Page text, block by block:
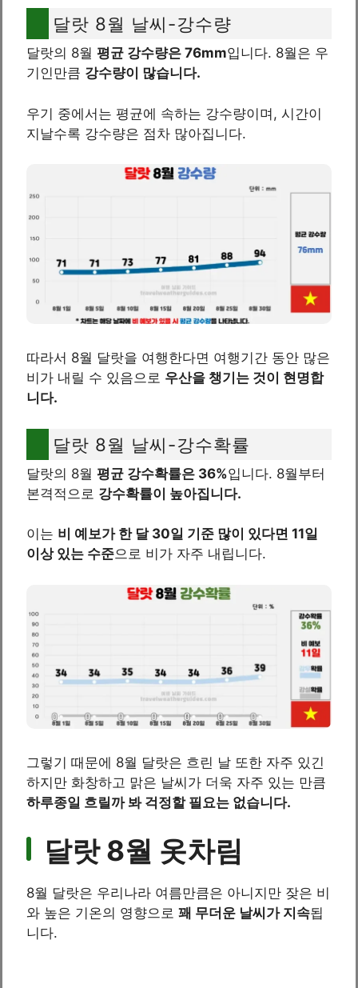
달랏 8월 날씨-강수량
달랏의 8월 평균 강수량은 76mm입니다. 8월은 우
기인만큼 강수량이 많습니다.
우기 중에서는 평균에 속하는 강수량이며, 시간이
지날수록 강수량은 점차 많아집니다.
따라서 8월 달랏을 여행한다면 여행기간 동안 많은
비가 내릴 수 있음으로 우산을 챙기는 것이 현명합
니다.
달랏 8월 날씨-강수확률
달랏의 8월 평균 강수확률은 36%입니다. 8월부터
본격적으로 강수확률이 높아집니다.
이는 비 예보가 한 달 30일 기준 많이 있다면 11일
이상 있는 수준으로 비가 자주 내립니다.
그렇기 때문에 8월 달랏은 흐린 날 또한 자주 있긴
하지만 화창하고 맑은 날씨가 더욱 자주 있는 만큼
하루종일 흐릴까 봐 걱정할 필요는 없습니다.
달랏 8월 옷차림
8월 달랏은 우리나라 여름만큼은 아니지만 잦은 비
와 높은 기온의 영향으로 꽤 무더운 날씨가 지속됩
니다.